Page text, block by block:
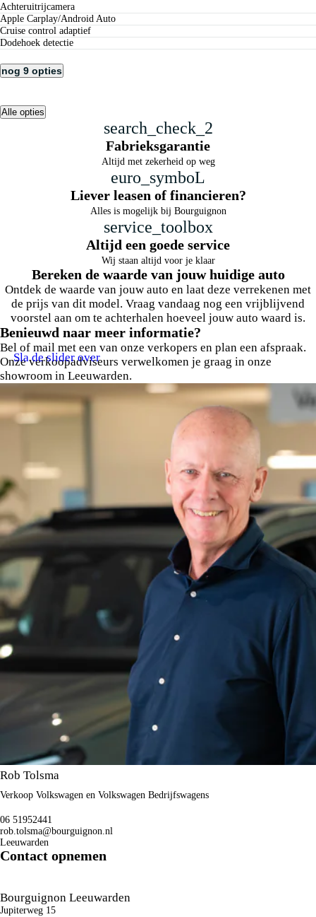
achteruitrijcamera
Apple Carplay/Android Auto
cruise control adaptief
dodehoek detectie
nog 9 opties
Alle opties
search_check_2
Fabrieksgarantie
Altijd met zekerheid op weg
euro_symboL
Liever leasen of financieren?
Alles is mogelijk bij Bourguignon
service_toolbox
Altijd een goede service
Wij staan altijd voor je klaar
Bereken de waarde van jouw huidige auto
Ontdek de waarde van jouw auto en laat deze verrekenen met
de prijs van dit model. Vraag vandaag nog een vrijblijvend
voorstel aan om te achterhalen hoeveel jouw auto waard is.
Benieuwd naar meer informatie?
Bel of mail met een van onze verkopers en plan een afspraak.
Onze verkoopadviseurs verwelkomen je graag in onze
showroom in Leeuwarden.
Sla de slider over
Rob Tolsma
Verkoop Volkswagen en Volkswagen Bedrijfswagens
06 51952441
rob.tolsma@bourguignon.nl
Leeuwarden
Contact opnemen
Bourguignon Leeuwarden
Jupiterweg 15